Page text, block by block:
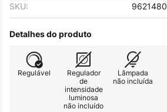
SKU:
9621480
Detalhes do produto
Regulável
Regulador
de
intensidade
luminosa
não incluído
Lâmpada
não incluída